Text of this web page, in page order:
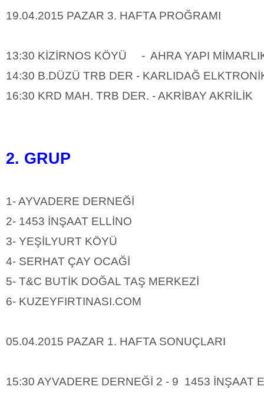
19.04.2015 PAZAR 3. HAFTA PROĞRAMI
13:30 KİZİRNOS KÖYÜ - AHRA YAPI
14:30 B.DÜZÜ TRB DER - KARLIDAĞ
16:30 KRD MAH. TRB DER. - AKRİBAY AKRİLİK
2. GRUP
1- AYVADERE DERNEĞİ
2- 1453 İNŞAAT ELLİNO
3- YEŞİLYURT KÖYÜ
4- SERHAT ÇAY OCAĞİ
5- T&C BUTİK DOĞAL TAŞ MERKEZİ
6- KUZEYFIRTINASI.COM
05.04.2015 PAZAR 1. HAFTA SONUÇLARI
15:30 AYVADERE DERNEĞİ 2 - 9 1453 İNŞAAT